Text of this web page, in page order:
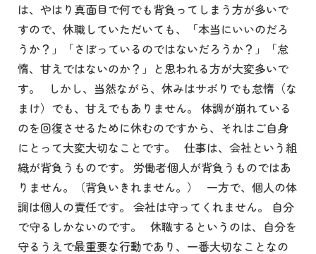
は、やはり真面目で何でも背負ってしまう方が多いで
すので、休職していただいても、「本当にいいのだろ
うか？」「さぼっているのではないだろうか？」「怠
惰、甘えではないのか？」と思われる方が大変多いで
す。 しかし、当然ながら、休みはサボりでも怠惰（な
まけ）でも、甘えでもありません。 体調が崩れている
のを回復させるために休むのですから、それはご自身
にとって大変大切なことです。 仕事は、会社という組
織が背負うものです。 労働者個人が背負うものではあ
りません。（背負いきれません。） 一方で、個人の体
調は個人の責任です。 会社は守ってくれません。 自分
で守るしかないのです。 休職するというのは、自分を
守るうえで最重要な行動であり、一番大切なことなの